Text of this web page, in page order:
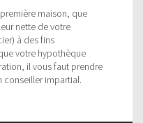
maison, que
nette de votre
à des fins
votre hypothèque
il vous faut prendre
conseiller impartial.